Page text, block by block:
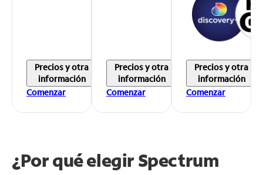
Precios y otra
información
Comenzar
Precios y otra
información
Comenzar
Precios y otra
información
Comenzar
¿Por qué elegir Spectrum